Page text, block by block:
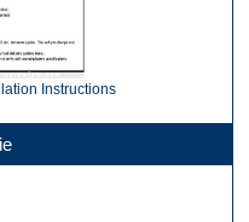
Instructions